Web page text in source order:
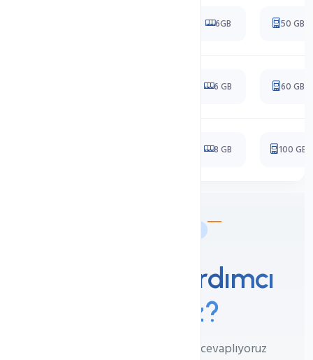
6GB 50 GB
6 GB 60 GB
8 GB 100 GB
Yardımcı
Olabiliriz?
Çok sorulan soruları sizler için cevaplıyoruz